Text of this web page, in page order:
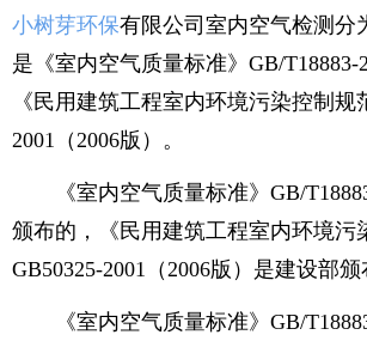
小树芽环保有限公司室内空气检测分
是《室内空气质量标准》GB/T18883-
《民用建筑工程室内环境污染控制规
2001（2006版）。
《室内空气质量标准》GB/
颁布的，《民用建筑工程室内环境污
GB50325-2001（2006版）是建设部颁
《室内空气质量标准》GB/